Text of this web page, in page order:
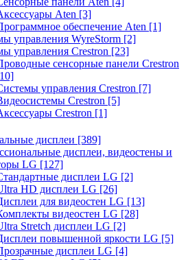
Aten [3]
обеспечение Aten [1]
управления WyreStorm [2]
управления Crestron [23]
сенсорные панели Crestron
управления Crestron [7]
Crestron [5]
Crestron [1]
дисплеи [389]
дисплеи, видеостены и
LG [127]
дисплеи LG [2]
HD дисплеи LG [26]
для видеостен LG [13]
видеостен LG [28]
Stretch дисплеи LG [2]
повышенной яркости LG [5]
дисплеи LG [4]